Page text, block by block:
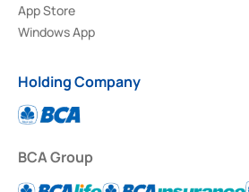
App Store
Windows App
Holding Company
BCA Group